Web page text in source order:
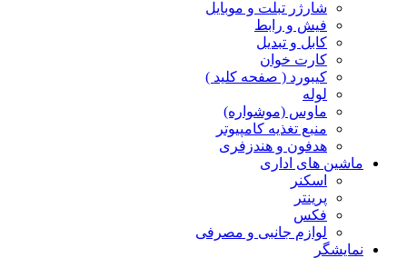
شارژر تبلت و موبایل
فیش و رابط
کابل و تبدیل
کارت خوان
کیبورد ( صفحه کلید )
لوله
ماوس (موشواره)
منبع تغذیه کامپیوتر
هدفون و هندزفری
ماشین های اداری
اسکنر
پرینتر
فکس
لوازم جانبی و مصرفی
نمایشگر